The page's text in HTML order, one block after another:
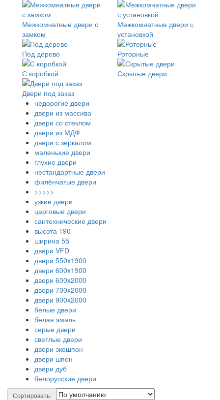
Межкомнатные двери с
замком
Межкомнатные двери с
установкой
Под дерево
Роторные
С коробкой
Скрытые двери
Двери под заказ
недорогие двери
двери из массива
двери со стеклом
двери из МДФ
двери с зеркалом
маленькие двери
глухие двери
нестандартные двери
филёнчатые двери
>>>>>
узкие двери
царговые двери
сантехнические двери
высота 190
ширина 55
двери VFD
двери 550x1900
двери 600x1900
двери 600x2000
двери 700x2000
двери 900x2000
белые двери
белая эмаль
серые двери
светлые двери
двери экошпон
двери шпон
двери дуб
белорусские двери
Сортировать: